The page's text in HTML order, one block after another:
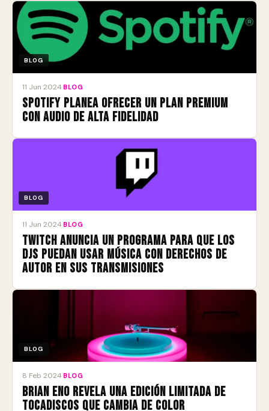
BLOG
11 Jun 2024 BLOG
Spotify planea ofrecer un plan premium
con audio de alta fidelidad
BLOG
11 Jun 2024 BLOG
Twitch anuncia un programa para que los
DJs puedan usar música con derechos de
autor en sus transmisiones
BLOG
8 Feb 2024 BLOG
Brian Eno revela una edición limitada de
tocadiscos que cambia de color